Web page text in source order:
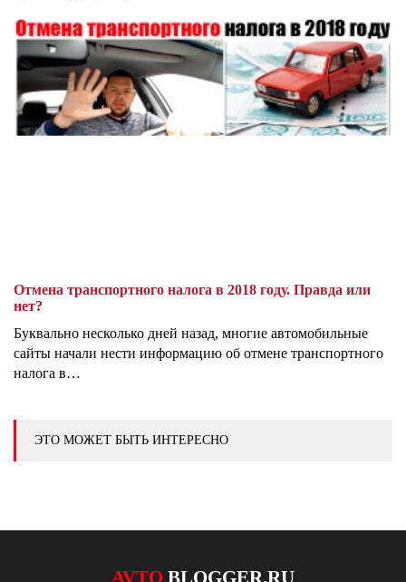
Отмена транспортного налога в 2018 году. Правда или
нет?
Буквально несколько дней назад, многие автомобильные
сайты начали нести информацию об отмене транспортного
налога в…
ЭТО МОЖЕТ БЫТЬ ИНТЕРЕСНО